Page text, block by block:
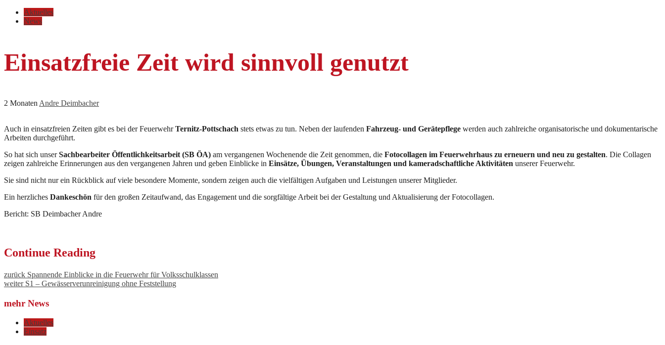
Aktuelles
News
Einsatzfreie Zeit wird sinnvoll genutzt
2 Monaten Andre Deimbacher
Auch in einsatzfreien Zeiten gibt es bei der FeuerwehrTernitz-Pottschach stets etwas zu tun. Neben der laufenden Fahrzeug- und Gerätepflege werden auch zahlreiche organisatorische und dokumentarische
Arbeiten durchgeführt.
So hat sich unserSachbearbeiter Öffentlichkeitsarbeit (SB ÖA) am vergangenen Wochenende die Zeit genommen, die Fotocollagen im Feuerwehrhaus zu erneuern und neu zu gestalten. Die Collagen
zeigen zahlreiche Erinnerungen aus den vergangenen Jahren und geben Einblicke in Einsätze, Übungen, Veranstaltungen und kameradschaftliche Aktivitäten unserer Feuerwehr.
Sie sind nicht nur ein Rückblick auf viele besondere Momente, sondern zeigen auch die vielfältigen Aufgaben und Leistungen unserer Mitglieder.
Ein herzliches Dankeschön für den großen Zeitaufwand, das Engagement und die sorgfältige Arbeit bei der Gestaltung und Aktualisierung der Fotocollagen.
Bericht: SB Deimbacher Andre
Continue Reading
zurück Spannende Einblicke in die Feuerwehr für Volksschulklassen
weiterS1 – Gewässerverunreinigung ohne Feststellung
mehr News
Aktuelles
Einsatz